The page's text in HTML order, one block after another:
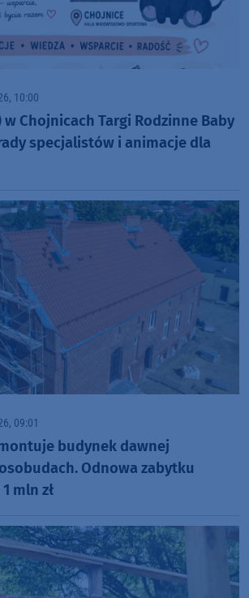
10:00
Chojnicach Targi Rodzinne Baby
specjalistów i animacje dla
09:01
budynek dawnej
Odnowa zabytku
mln zł